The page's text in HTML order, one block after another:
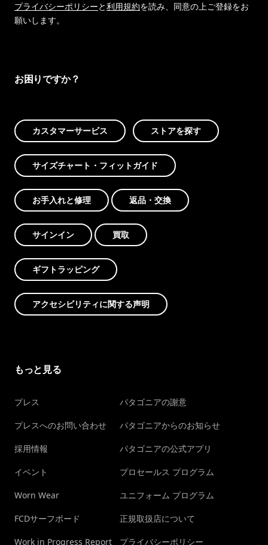
プライバシーポリシーと利用規約を読み、同意の上ご登録をお
願いします。
お困りですか？
カスタマーサービス ストアを探す
サイズチャート・フィットガイド
お手入れと修理 返品・交換
サインイン 買取
ギフトラッピング
アクセシビリティに関する声明
もっと見る
プレス
プレスへのお問い合わせ
採用情報
イベント
Worn Wear
FCDサーフボード
Work in Progress Report
パタゴニアの謝意
パタゴニアからのお知らせ
パタゴニアの公式アプリ
プロセールス プログラム
ユニフォーム プログラム
正規取扱店について
プライバシーポリシー